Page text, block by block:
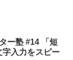
ー塾 #14 「短
入力をスピー